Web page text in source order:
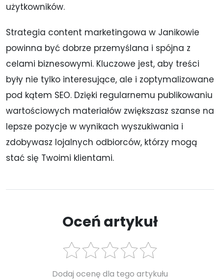
użytkowników.
Strategia content marketingowa w Janikowie
powinna być dobrze przemyślana i spójna z
celami biznesowymi. Kluczowe jest, aby treści
były nie tylko interesujące, ale i zoptymalizowane
pod kątem SEO. Dzięki regularnemu publikowaniu
wartościowych materiałów zwiększasz szanse na
lepsze pozycje w wynikach wyszukiwania i
zdobywasz lojalnych odbiorców, którzy mogą
stać się Twoimi klientami.
Oceń artykuł
Dodaj ocenę dla tego artykułu